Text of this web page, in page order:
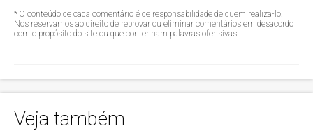
* O conteúdo de cada comentário é de responsabilidade de quem realizá-lo.
Nos reservamos ao direito de reprovar ou eliminar comentários em desacordo
com o propósito do site ou que contenham palavras ofensivas.
Veja também